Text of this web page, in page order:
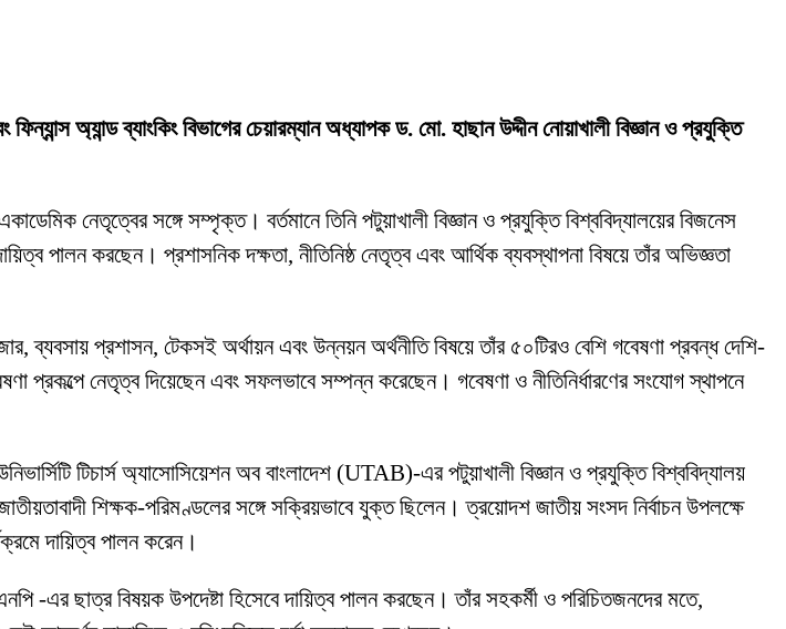
অ্যান্ড ব্যাংকিং বিভাগের চেয়ারম্যান অধ্যাপক ড. মো. হাছান উদ্দীন নোয়াখালী বিজ্ঞান ও প্রযুক্তি
নেতৃত্বের সঙ্গে সম্পৃক্ত। বর্তমানে তিনি পটুয়াখালী বিজ্ঞান ও প্রযুক্তি বিশ্ববিদ্যালয়ের বিজনেস
পালন করছেন। প্রশাসনিক দক্ষতা, নীতিনিষ্ঠ নেতৃত্ব এবং আর্থিক ব্যবস্থাপনা বিষয়ে তাঁর অভিজ্ঞতা
ব্যবসায় প্রশাসন, টেকসই অর্থায়ন এবং উন্নয়ন অর্থনীতি বিষয়ে তাঁর ৫০টিরও বেশি গবেষণা প্রবন্ধ দেশি-
প্রকল্পে নেতৃত্ব দিয়েছেন এবং সফলভাবে সম্পন্ন করেছেন। গবেষণা ও নীতিনির্ধারণের সংযোগ স্থাপনে
টিচার্স অ্যাসোসিয়েশন অব বাংলাদেশ (UTAB)-এর পটুয়াখালী বিজ্ঞান ও প্রযুক্তি বিশ্ববিদ্যালয়
শিক্ষক-পরিমণ্ডলের সঙ্গে সক্রিয়ভাবে যুক্ত ছিলেন। ত্রয়োদশ জাতীয় সংসদ নির্বাচন উপলক্ষে
দায়িত্ব পালন করেন।
-এর ছাত্র বিষয়ক উপদেষ্টা হিসেবে দায়িত্ব পালন করছেন। তাঁর সহকর্মী ও পরিচিতজনদের মতে,